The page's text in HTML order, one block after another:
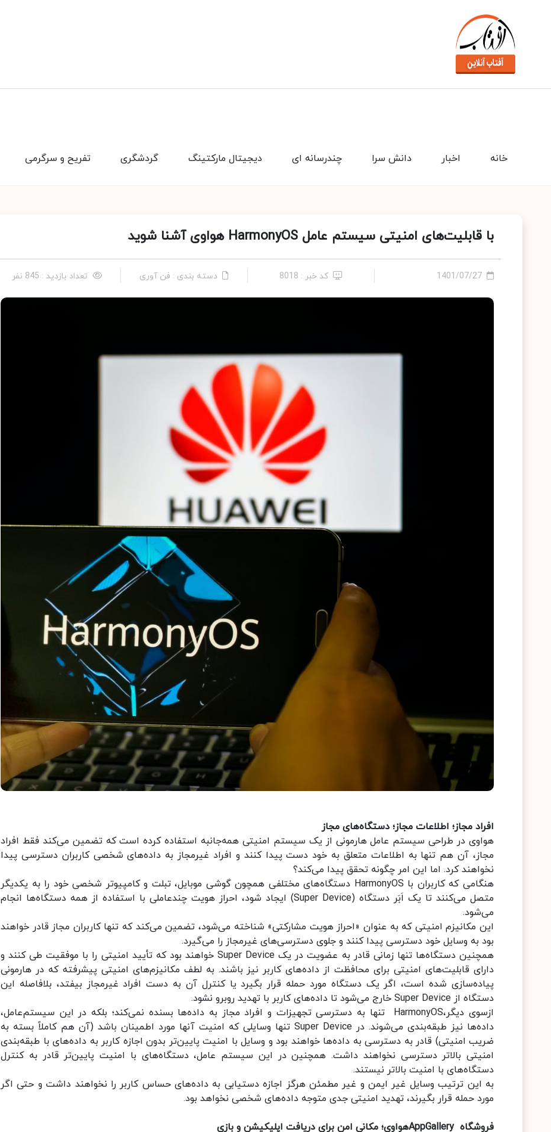
تفریح و سرگرمی گردشگری دیجیتال مارکتینگ چندرسانه ای دانش سرا اخبار خانه
با قابلیت‌های امنیتی سیستم عامل HarmonyOS هواوی آشنا شوید
1401/07/27 کد خبر : 8018 دسته بندی : فن آوری تعداد بازدید : 845 نفر
افراد مجاز؛ اطلاعات مجاز؛ دستگاه‌های مجاز
هواوی در طراحی سیستم عامل هارمونی از یک سیستم امنیتی همه‌جانبه استفاده کرده است که تضمین می‌کند فقط افراد
مجاز، آن هم تنها به اطلاعات متعلق به خود دست پیدا کنند و افراد غیرمجاز به داده‌های شخصی کاربران دسترسی پیدا
نخواهند کرد. اما این امر چگونه تحقق پیدا می‌کند؟
هنگامی که کاربران با HarmonyOS دستگاه‌های مختلفی همچون گوشی موبایل، تبلت و کامپیوتر شخصی خود را به یکدیگر
متصل می‌کنند تا یک اَبَر دستگاه (Super Device) ایجاد شود، احراز هویت چندعاملی با استفاده از همه دستگاه‌ها انجام
می‌شود.
این مکانیزم امنیتی که به عنوان «احراز هویت مشارکتی» شناخته می‌شود، تضمین می‌کند که تنها کاربران مجاز قادر خواهند
بود به وسایل خود دسترسی پیدا کنند و جلوی دسترسی‌های غیرمجاز را می‌گیرد.
همچنین دستگاه‌ها تنها زمانی قادر به عضویت در یک Super Device خواهند بود که تأیید امنیتی را با موفقیت طی کنند و
دارای قابلیت‌های امنیتی برای محافظت از داده‌های کاربر نیز باشند. به لطف مکانیزم‌های امنیتی پیشرفته که در هارمونی
پیاده‌سازی شده است، اگر یک دستگاه مورد حمله قرار بگیرد یا کنترل آن به دست افراد غیرمجاز بیفتد، بلافاصله این
دستگاه از Super Device خارج می‌شود تا داده‌های کاربر با تهدید روبرو نشود.
ازسوی دیگر،HarmonyOS تنها به دسترسی تجهیزات و افراد مجاز به داده‌ها بسنده نمی‌کند؛ بلکه در این سیستم‌عامل،
داده‌ها نیز طبقه‌بندی می‌شوند. در Super Device تنها وسایلی که امنیت آنها مورد اطمینان باشد (آن هم کاملاً بسته به
ضریب امنیتی) قادر به دسترسی به داده‌ها خواهند بود و وسایل با امنیت پایین‌تر بدون اجازه کاربر به داده‌های با طبقه‌بندی
امنیتی بالاتر دسترسی نخواهند داشت. همچنین در این سیستم عامل، دستگاه‌های با امنیت پایین‌تر قادر به کنترل
دستگاه‌های با امنیت بالاتر نیستند.
به این ترتیب وسایل غیر ایمن و غیر مطمئن هرگز اجازه دستیابی به داده‌های حساس کاربر را نخواهند داشت و حتی اگر
مورد حمله قرار بگیرند، تهدید امنیتی جدی متوجه داده‌های شخصی نخواهد بود.
فروشگاه AppGalleryهواوی؛ مکانی امن برای دریافت اپلیکیشن و بازی